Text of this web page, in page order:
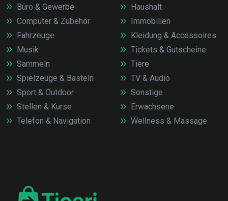
Büro & Gewerbe
Computer & Zubehör
Fahrzeuge
Haushalt
Immobilien
Kleidung & Accessoires
Musik
Sammeln
Spielzeuge & Basteln
Sport & Outdoor
Stellen & Kurse
Telefon & Navigation
Tickets & Gutscheine
Tiere
TV & Audio
Sonstige
Erwachsene
Wellness & Massage